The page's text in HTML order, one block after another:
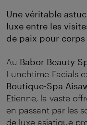
Une véritable
luxe entre les
de paix pour corps
Au Babor Beauty
Lunchtime-Facials
Boutique-Spa
Étienne, la vaste
en passant par les
de luxe asiatique